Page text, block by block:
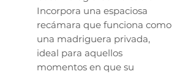
Incorpora una espaciosa
recámara que funciona como
una madriguera privada,
ideal para aquellos
momentos en que su